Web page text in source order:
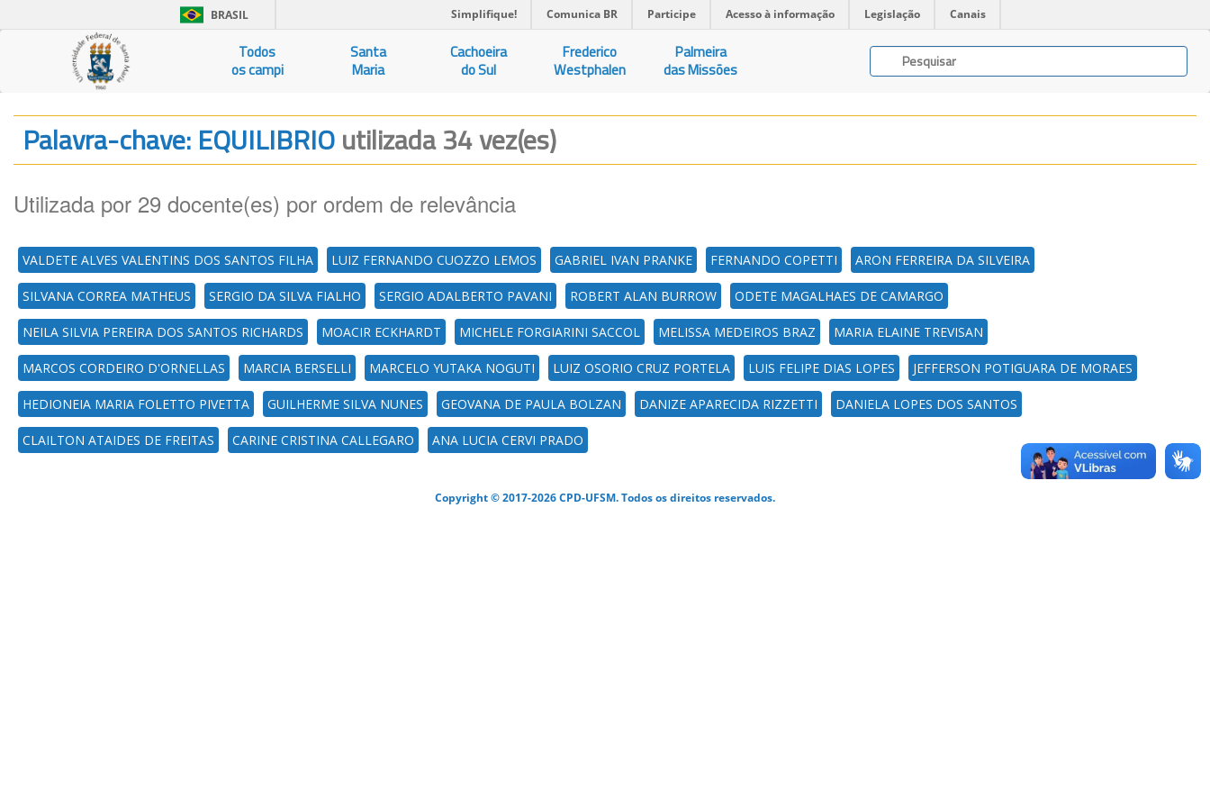
BRASIL Simplifique! Comunica BR Participe Acesso à informação Legislação Canais
Todos
os campi
Santa
Maria
Cachoeira
do Sul
Frederico
Westphalen
Palmeira
das Missões
Palavra-chave: EQUILIBRIOutilizada 34 vez(es)
Utilizada por 29 docente(es) por ordem de relevância
VALDETE ALVES VALENTINS DOS SANTOS FILHA LUIZ FERNANDO CUOZZO LEMOS GABRIEL IVAN PRANKE FERNANDO COPETTI ARON FERREIRA DA SILVEIRA
SILVANA CORREA MATHEUS SERGIO DA SILVA FIALHO SERGIO ADALBERTO PAVANI ROBERT ALAN BURROW ODETE MAGALHAES DE CAMARGO
NEILA SILVIA PEREIRA DOS SANTOS RICHARDS MOACIR ECKHARDT MICHELE FORGIARINI SACCOL MELISSA MEDEIROS BRAZ MARIA ELAINE TREVISAN
MARCOS CORDEIRO D'ORNELLAS MARCIA BERSELLI MARCELO YUTAKA NOGUTI LUIZ OSORIO CRUZ PORTELA LUIS FELIPE DIAS LOPES JEFFERSON POTIGUARA DE MORAES
HEDIONEIA MARIA FOLETTO PIVETTA GUILHERME SILVA NUNES GEOVANA DE PAULA BOLZAN DANIZE APARECIDA RIZZETTI DANIELA LOPES DOS SANTOS
CLAILTON ATAIDES DE FREITAS CARINE CRISTINA CALLEGARO ANA LUCIA CERVI PRADO
Copyright © 2017-2026 CPD-UFSM. Todos os direitos reservados.